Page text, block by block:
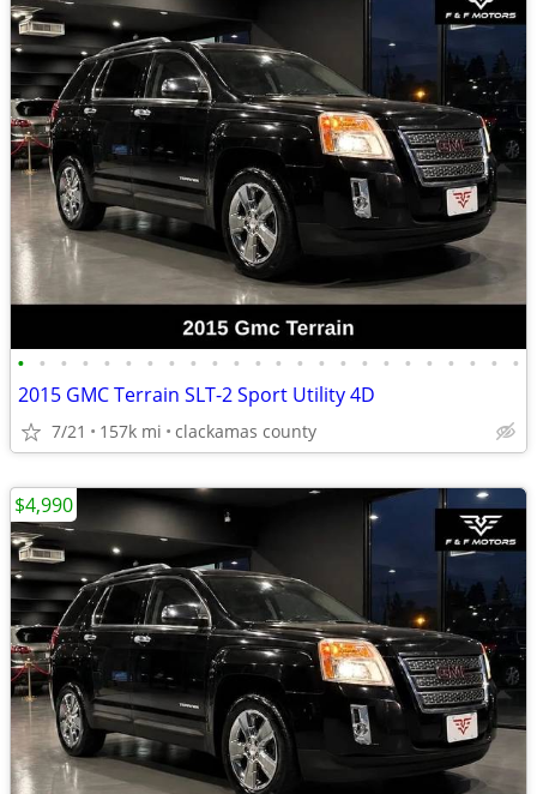
• • • • • • • • • • • • • • • • • • • • • • • •
2015 GMC Terrain SLT-2 Sport Utility 4D
7/21 157k mi clackamas county
$4,990